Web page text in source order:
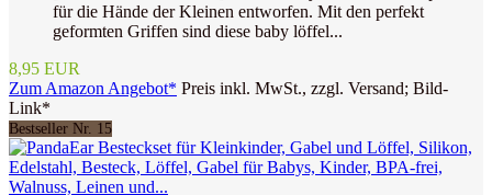
für die Hände der Kleinen entworfen. Mit den perfekt
geformten Griffen sind diese baby löffel...
8,95 EUR
Zum Amazon Angebot* Preis inkl. MwSt., zzgl. Versand; Bild-
Link*
Bestseller Nr. 15